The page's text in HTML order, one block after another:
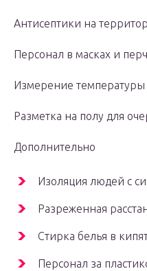
Антисептики на
Персонал в масках и
Измерение температуры
Разметка на полу для
Дополнительно
Изоляция людей с
Разреженная
Стирка белья в
Персонал за